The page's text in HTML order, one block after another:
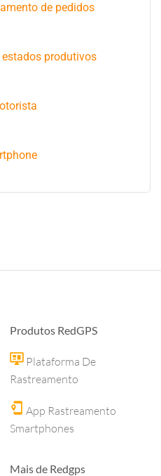
de pedidos
produtivos
Produtos RedGPS
Plataforma De
Rastreamento
App Rastreamento
Smartphones
Mais de Redgps